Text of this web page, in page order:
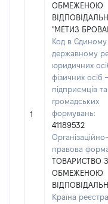
1
ОБМЕЖЕНОЮ
"МЕТИЗ
Код в Єдиному
державному
юридичних
фізичних осіб –
підприємців та
громадських
формувань:
41189532
Організаційно-
правова
ТОВАРИСТВО З
ОБМЕЖЕНОЮ
Країна